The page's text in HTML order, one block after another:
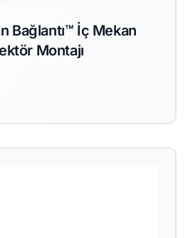
Bağlantı™ İç Mekan
Montajı